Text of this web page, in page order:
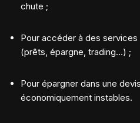
chute ;
Pour accéder à des
(prêts, épargne, trading…) ;
Pour épargner dans une
économiquement instables.